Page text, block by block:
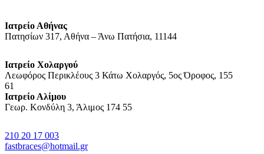
Ιατρείο Αθήνας
Πατησίων 317, Αθήνα – Άνω Πατήσια, 11144
Ιατρείο Χολαργού
Λεωφόρος Περικλέους 3 Κάτω Χολαργός, 5ος Όροφος, 155
61
Ιατρείο Αλίμου
Γεωρ. Κονδύλη 3, Άλιμος 174 55
210 20 17 003
fastbraces@hotmail.gr